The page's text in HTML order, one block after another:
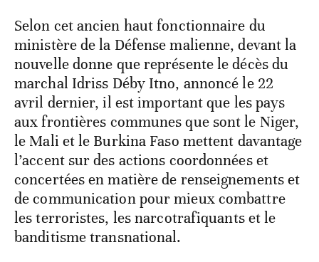
Selon cet ancien haut fonctionnaire du
ministère de la Défense malienne, devant la
nouvelle donne que représente le décès du
marchal Idriss Déby Itno, annoncé le 22
avril dernier, il est important que les pays
aux frontières communes que sont le Niger,
le Mali et le Burkina Faso mettent davantage
l’accent sur des actions coordonnées et
concertées en matière de renseignements et
de communication pour mieux combattre
les terroristes, les narcotrafiquants et le
banditisme transnational.